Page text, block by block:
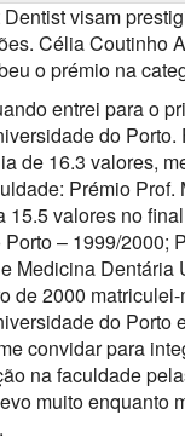
visam
Célia Coutinho
o prémio na
entrei para o
do
de 16.3 valores,
Prémio
15.5 valores no
– 1999/2000;
Medicina
de 2000
do
convidar para
na faculdade
muito enquanto